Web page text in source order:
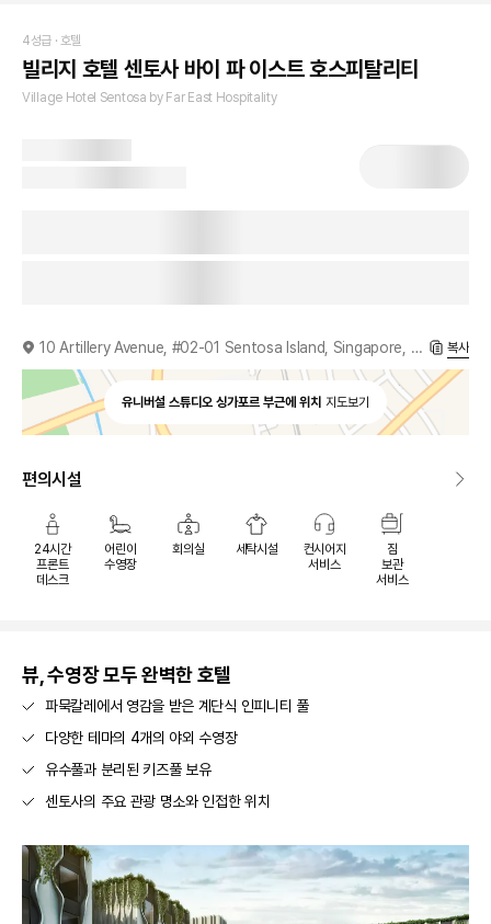
4성급 · 호텔
빌리지 호텔 센토사 바이 파 이스트 호스피탈리티
Village Hotel Sentosa by Far East Hospitality
10 Artillery Avenue, #02-01 Sentosa Island, Singapore, 099951, SG 복사
유니버설 스튜디오 싱가포르 부근에 위치 지도보기
편의시설
24시간
프론트
데스크
어린이
수영장
회의실 세탁시설
컨시어지
서비스
짐
보관
서비스
뷰, 수영장 모두 완벽한 호텔
파묵칼레에서 영감을 받은 계단식 인피니티 풀
다양한 테마의 4개의 야외 수영장
유수풀과 분리된 키즈풀 보유
센토사의 주요 관광 명소와 인접한 위치